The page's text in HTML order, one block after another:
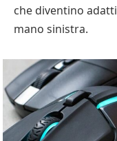
che diventino
mano sinistra.